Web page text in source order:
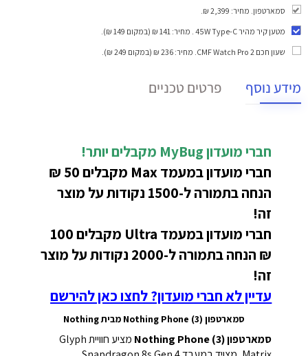
סמארטפון. מחיר: 2,399 ₪.
מטען קיר מהיר 45W Type-C
. מחיר: 141 ₪ (במקום 149 ₪).
שעון חכם CMF Watch Pro 2
. מחיר: 236 ₪ (במקום 249 ₪).
מידע נוסף פרטים טכניים
חברי מועדון MyBug
מקבלים יותר!
חברי מועדון במעמד Max מקבלים 50 ₪
הנחה בתמורה ל-1500 נקודות על מוצר
זה!
חברי מועדון במעמד Ultra מקבלים 100
₪ הנחה בתמורה ל-2000 נקודות על מוצר
זה!
עדיין לא חברי מועדון? לחצו כאן להירשם
סמארטפון Nothing Phone (3) מבית Nothing
סמארטפון Nothing Phone (3)
מציע חוויית Glyph